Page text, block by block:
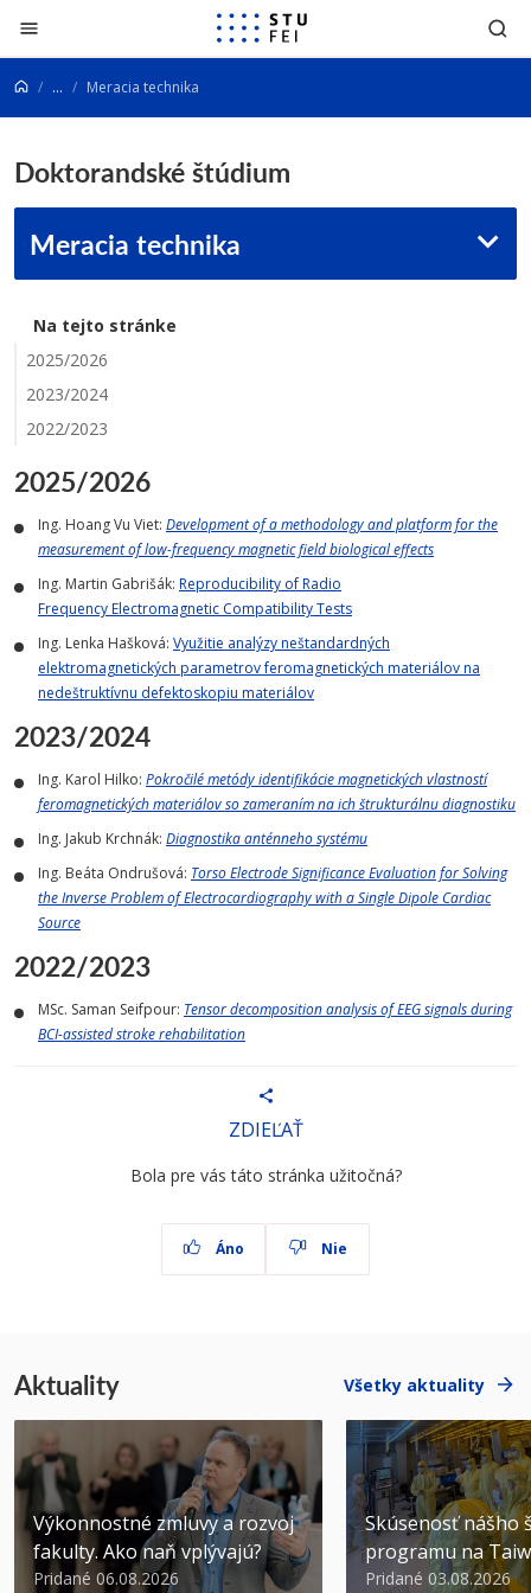
Prejsť na obsah
... Meracia technika
Doktorandské štúdium
Meracia technika
Na tejto stránke
2025/2026
2023/2024
2022/2023
2025/2026
Ing. Hoang Vu Viet: Development of a methodology and platform for the
measurement of low-frequency magnetic field biological effects
Ing. Martin Gabrišák: Reproducibility of Radio
Frequency Electromagnetic Compatibility Tests
Ing. Lenka Hašková: Využitie analýzy neštandardných
elektromagnetických parametrov feromagnetických materiálov na
nedeštruktívnu defektoskopiu materiálov
2023/2024
Ing. Karol Hilko: Pokročilé metódy identifikácie magnetických vlastností
feromagnetických materiálov so zameraním na ich štrukturálnu diagnostiku
Ing. Jakub Krchnák: Diagnostika anténneho systému
Ing. Beáta Ondrušová: Torso Electrode Significance Evaluation for Solving
the Inverse Problem of Electrocardiography with a Single Dipole Cardiac
Source
2022/2023
MSc. Saman Seifpour: Tensor decomposition analysis of EEG signals during
BCI-assisted stroke rehabilitation
ZDIEĽAŤ
Bola pre vás táto stránka užitočná?
Áno Nie
Aktuality Všetky aktuality
Výkonnostné zmluvy a rozvoj
fakulty. Ako naň vplývajú?
Pridané 06.08.2026
Skúsenosť nášho
programu na
Pridané 03.08.2026